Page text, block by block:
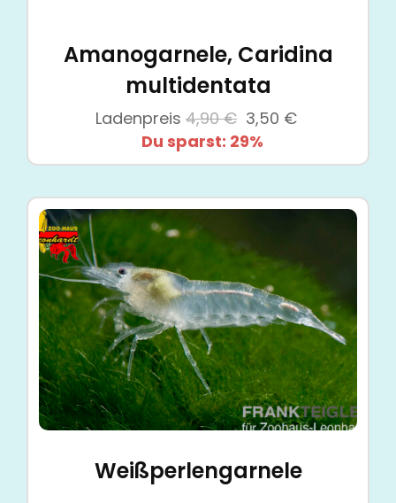
Amanogarnele, Caridina
multidentata
Ladenpreis 4,90€ Ursprünglicher
Preis
war:
3,50 €
ist:
Du sparst: 29%
Weißperlengarnele